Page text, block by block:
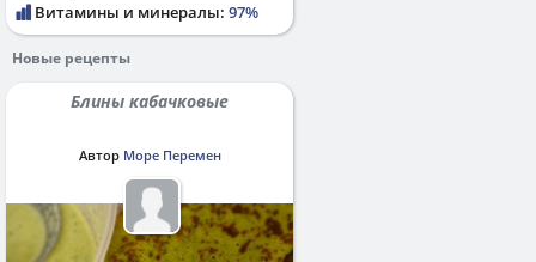
Витамины и минералы: 97%
Новые рецепты
Блины кабачковые
Автор Море Перемен